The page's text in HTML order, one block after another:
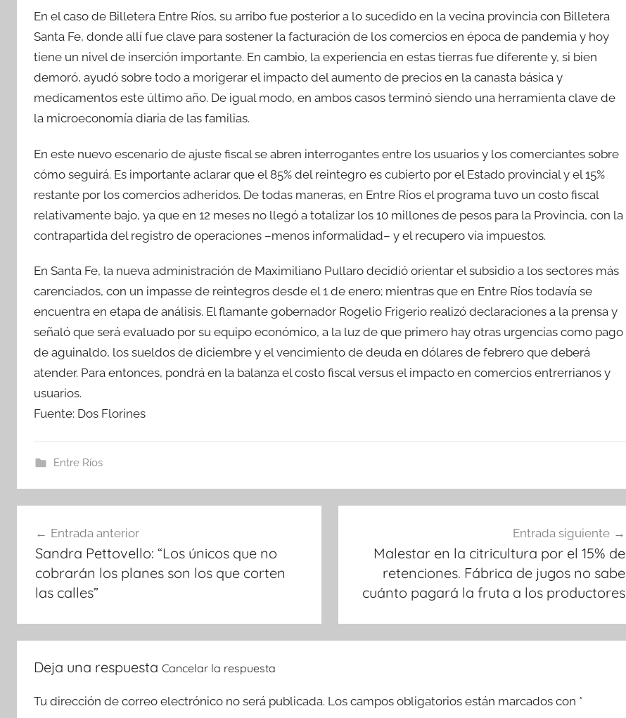
En el caso de Billetera Entre Ríos, su arribo fue posterior a lo sucedido en la vecina provincia con Billetera
Santa Fe, donde allí fue clave para sostener la facturación de los comercios en época de pandemia y hoy
tiene un nivel de inserción importante. En cambio, la experiencia en estas tierras fue diferente y, si bien
demoró, ayudó sobre todo a morigerar el impacto del aumento de precios en la canasta básica y
medicamentos este último año. De igual modo, en ambos casos terminó siendo una herramienta clave de
la microeconomía diaria de las familias.
En este nuevo escenario de ajuste fiscal se abren interrogantes entre los usuarios y los comerciantes sobre
cómo seguirá. Es importante aclarar que el 85% del reintegro es cubierto por el Estado provincial y el 15%
restante por los comercios adheridos. De todas maneras, en Entre Ríos el programa tuvo un costo fiscal
relativamente bajo, ya que en 12 meses no llegó a totalizar los 10 millones de pesos para la Provincia, con la
contrapartida del registro de operaciones –menos informalidad– y el recupero vía impuestos.
En Santa Fe, la nueva administración de Maximiliano Pullaro decidió orientar el subsidio a los sectores más
carenciados, con un impasse de reintegros desde el 1 de enero; mientras que en Entre Ríos todavía se
encuentra en etapa de análisis. El flamante gobernador Rogelio Frigerio realizó declaraciones a la prensa y
señaló que será evaluado por su equipo económico, a la luz de que primero hay otras urgencias como pago
de aguinaldo, los sueldos de diciembre y el vencimiento de deuda en dólares de febrero que deberá
atender. Para entonces, pondrá en la balanza el costo fiscal versus el impacto en comercios entrerrianos y
usuarios.
Fuente: Dos Florines
Entre Ríos
de
entradas
Entrada anterior
Sandra Pettovello: “Los únicos que no
cobrarán los planes son los que corten
las calles”
Entrada siguiente
Malestar en la citricultura por el 15% de
retenciones. Fábrica de jugos no sabe
cuánto pagará la fruta a los productores
Deja una respuesta Cancelar la respuesta
Tu dirección de correo electrónico no será publicada. Los campos obligatorios están marcados con *